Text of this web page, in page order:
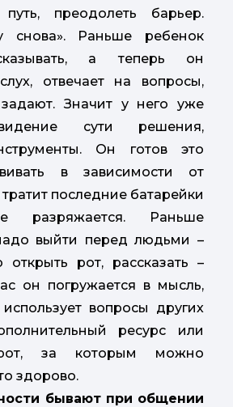
преодолеть барьер.
снова». Раньше ребенок
а теперь он
отвечает на вопросы,
Значит у него уже
сути решения,
Он готов это
в зависимости от
последние батарейки
Раньше
выйти перед людьми –
рот, рассказать –
он погружается в мысль,
вопросы других
ресурс или
за которым можно
здорово.
бывают при общении